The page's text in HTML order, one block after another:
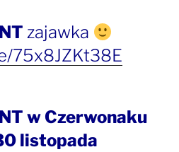
zajawka
75x8JZKt38E
w Czerwonaku
listopada